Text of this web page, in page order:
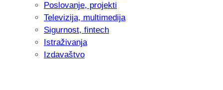
Poslovanje, projekti
Televizija, multimedija
Sigurnost, fintech
Istraživanja
Izdavaštvo